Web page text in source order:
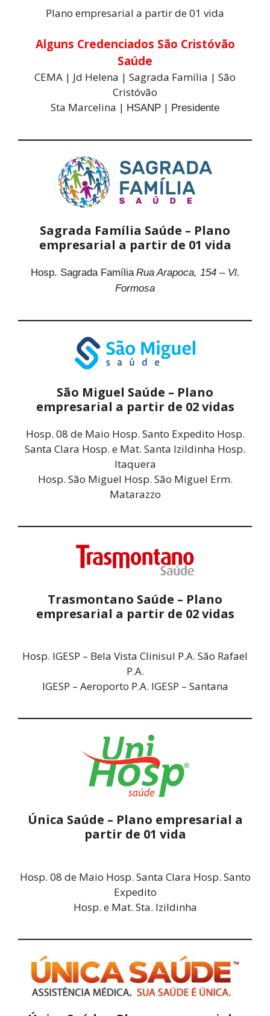
Plano empresarial a partir de 01 vida
Alguns Credenciados São Cristóvão
Saúde
CEMA | Jd Helena | Sagrada Família | São
Cristóvão
Sta Marcelina | HSANP | Presidente
Sagrada Família Saúde – Plano
empresarial a partir de 01 vida
Hosp. Sagrada Família Rua Arapoca, 154 – Vl.
Formosa
São Miguel Saúde – Plano
empresarial a partir de 02 vidas
Hosp. 08 de Maio Hosp. Santo Expedito Hosp.
Santa Clara Hosp. e Mat. Santa Izildinha Hosp.
Itaquera
Hosp. São Miguel Hosp. São Miguel Erm.
Matarazzo
Trasmontano Saúde – Plano
empresarial a partir de 02 vidas
Hosp. IGESP – Bela Vista Clinisul P.A. São Rafael
P.A.
IGESP – Aeroporto P.A. IGESP – Santana
Única Saúde – Plano empresarial a
partir de 01 vida
Hosp. 08 de Maio Hosp. Santa Clara Hosp. Santo
Expedito
Hosp. e Mat. Sta. Izildinha